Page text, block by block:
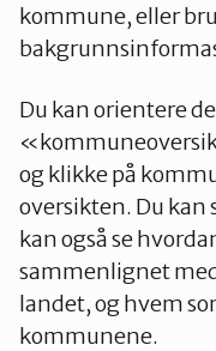
kommune, eller
Du kan orientere
og klikke på
oversikten. Du kan
kan også se
sammenlignet
landet, og hvem
kommunene.